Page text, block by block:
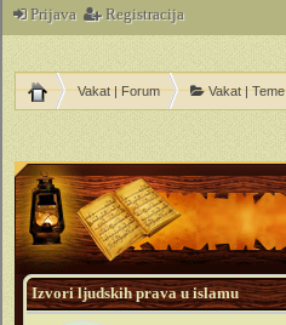
Prijava Registracija
Vakat | Forum Vakat | Teme
Izvori ljudskih prava u islamu